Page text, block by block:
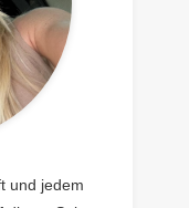
und jedem